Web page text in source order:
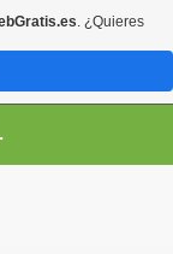
. ¿Quieres